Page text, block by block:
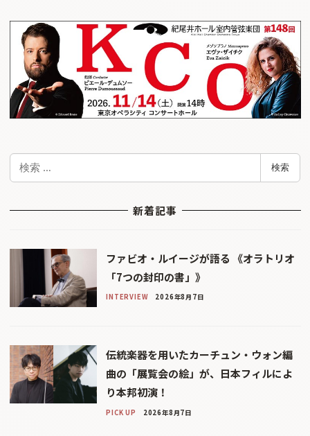
検
検索
新着記事
ファビオ・ルイージが語る 《オラトリオ
「7つの封印の書」》
INTERVIEW 2026年8月7日
伝統楽器を用いたカーチュン・ウォン編
曲の「展覧会の絵」が、日本フィルによ
り本邦初演！
PICK UP 2026年8月7日